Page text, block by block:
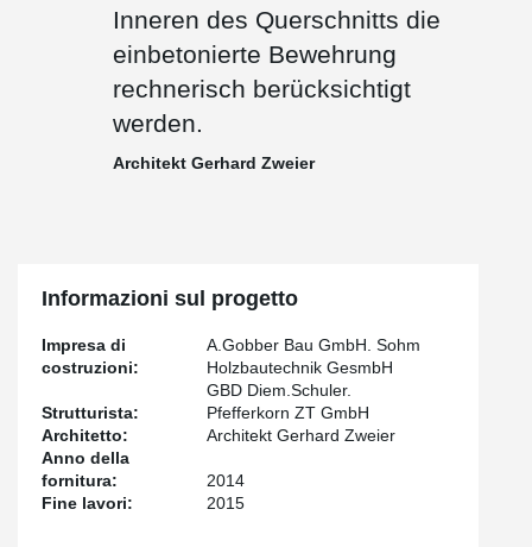
Inneren des Querschnitts die
einbetonierte Bewehrung
rechnerisch berücksichtigt
werden.
Architekt Gerhard Zweier
Informazioni sul progetto
Impresa di
costruzioni:
A.Gobber Bau GmbH. Sohm
Holzbautechnik GesmbH
Strutturista:
GBD Diem.Schuler.
Pfefferkorn ZT GmbH
Architetto:
Architekt Gerhard Zweier
Anno della
fornitura:
2014
Fine lavori:
2015